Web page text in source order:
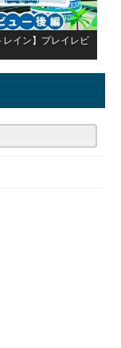
レイン】プレイレビ